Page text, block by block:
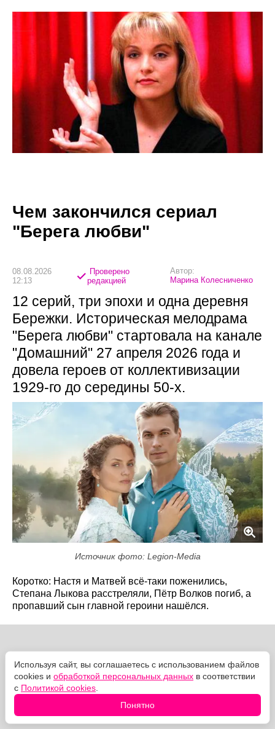
Чем закончился сериал
"Берега любви"
08.08.2026
12:13
Проверено
редакцией
Автор:
Марина Колесниченко
12 серий, три эпохи и одна деревня
Бережки. Историческая мелодрама
"Берега любви" стартовала на канале
"Домашний" 27 апреля 2026 года и
довела героев от коллективизации
1929-го до середины 50-х.
Источник фото: Legion-Media
Коротко: Настя и Матвей всё-таки поженились,
Степана Лыкова расстреляли, Пётр Волков погиб, а
пропавший сын главной героини нашёлся.
Используя сайт, вы соглашаетесь с использованием файлов
cookies и обработкой персональных данных в соответствии
с Политикой cookies
Понятно